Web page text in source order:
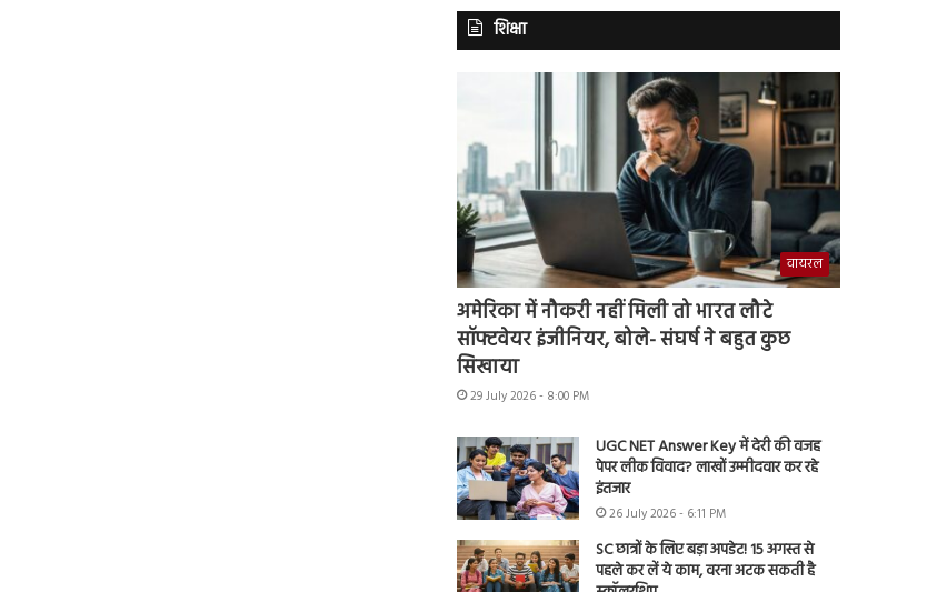
शिक्षा
वायरल
अमेरिका में नौकरी नहीं मिली तो भारत लौटे
सॉफ्टवेयर इंजीनियर, बोले- संघर्ष ने बहुत कुछ
सिखाया
29 July 2026 - 8:00 PM
UGC NET Answer Key में देरी की वजह
पेपर लीक विवाद? लाखों उम्मीदवार कर रहे
इंतजार
26 July 2026 - 6:11 PM
SC छात्रों के लिए बड़ा अपडेट! 15 अगस्त से
पहले कर लें ये काम, वरना अटक सकती है